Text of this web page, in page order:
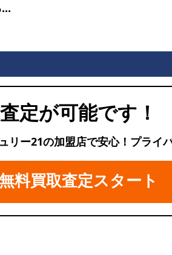
定が可能です！
リー21の加盟店で安心！プライ
料買取査定スタート